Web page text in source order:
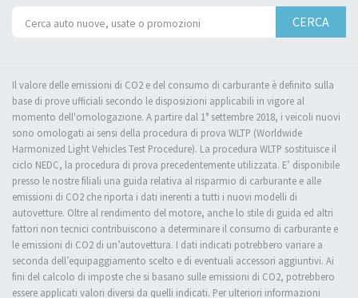
CERCA
Il valore delle emissioni di CO2 e del consumo di carburante è definito sulla
base di prove ufficiali secondo le disposizioni applicabili in vigore al
momento dell'omologazione. A partire dal 1° settembre 2018, i veicoli nuovi
sono omologati ai sensi della procedura di prova WLTP (Worldwide
Harmonized Light Vehicles Test Procedure). La procedura WLTP sostituisce il
ciclo NEDC, la procedura di prova precedentemente utilizzata. E’ disponibile
presso le nostre filiali una guida relativa al risparmio di carburante e alle
emissioni di CO2 che riporta i dati inerenti a tutti i nuovi modelli di
autovetture. Oltre al rendimento del motore, anche lo stile di guida ed altri
fattori non tecnici contribuiscono a determinare il consumo di carburante e
le emissioni di CO2 di un’autovettura. I dati indicati potrebbero variare a
seconda dell’equipaggiamento scelto e di eventuali accessori aggiuntivi. Ai
fini del calcolo di imposte che si basano sulle emissioni di CO2, potrebbero
essere applicati valori diversi da quelli indicati. Per ulteriori informazioni